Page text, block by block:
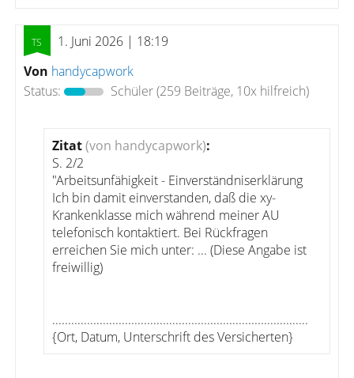
1. Juni 2026 | 18:19
Von handycapwork
Status:
Schüler(259 Beiträge, 10x hilfreich)
Zitat(von handycapwork):
S. 2/2
"Arbeitsunfähigkeit - Einverständniserklärung
Ich bin damit einverstanden, daß die xy-
Krankenklasse mich während meiner AU
telefonisch kontaktiert. Bei Rückfragen
erreichen Sie mich unter: ... (Diese Angabe ist
freiwillig)
.................................................................................
{Ort, Datum, Unterschrift des Versicherten}